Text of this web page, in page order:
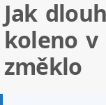
Jak
koleno v
změklo